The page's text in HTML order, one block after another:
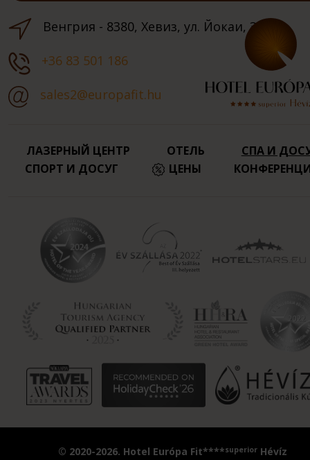
Венгрия - 8380, Хевиз, ул. Йокаи, 3.
+36 83 501 186
sales2@europafit.hu
ЛАЗЕРНЫЙ ЦЕНТР ОТЕЛЬ
СПА И
СПОРТ И ДОСУГ
ЦЕНЫ
© 2020-2026. Hotel Európa Fit****superior Hévíz